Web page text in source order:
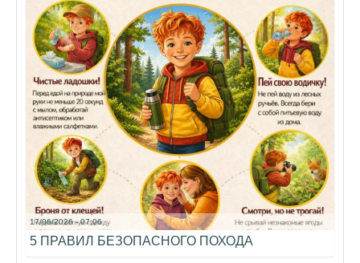
17/06/2026 - 07:06
5 ПРАВИЛ БЕЗОПАСНОГО ПОХОДА